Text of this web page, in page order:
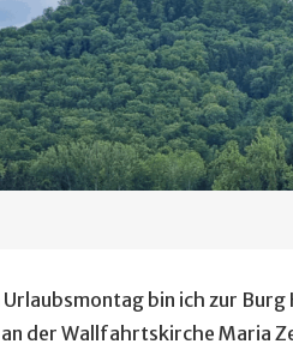
Urlaubsmontag bin ich zur
der Wallfahrtskirche Maria